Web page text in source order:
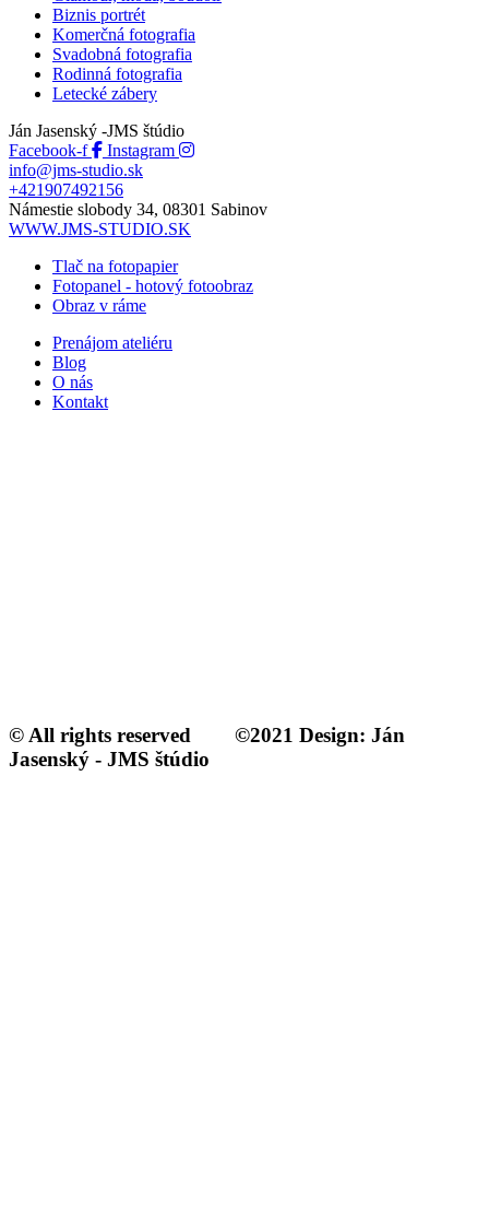
Biznis portrét
Komerčná fotografia
Svadobná fotografia
Rodinná fotografia
Letecké zábery
Ján Jasenský -JMS štúdio
Facebook-f
Instagram
info@jms-studio.sk
+421907492156
Námestie slobody 34, 08301 Sabinov
WWW.JMS-STUDIO.SK
Tlač na fotopapier
Fotopanel - hotový fotoobraz​
Obraz v ráme
Prenájom ateliéru
Blog
O nás
Kontakt
© All rights reserved ©2021 Design: Ján
Jasenský - JMS štúdio​